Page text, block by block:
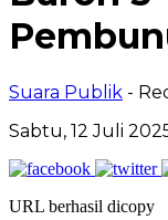
Suara Publik -
Sabtu, 12 Juli
URL berhasil dicopy